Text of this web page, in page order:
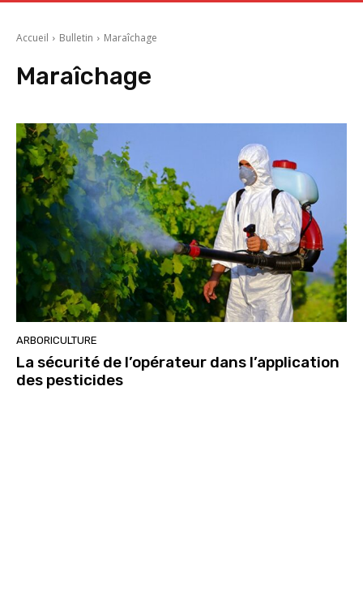
Accueil Bulletin Maraîchage
Maraîchage
ARBORICULTURE
La sécurité de l’opérateur dans l’application
des pesticides